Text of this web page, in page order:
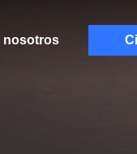
nosotros